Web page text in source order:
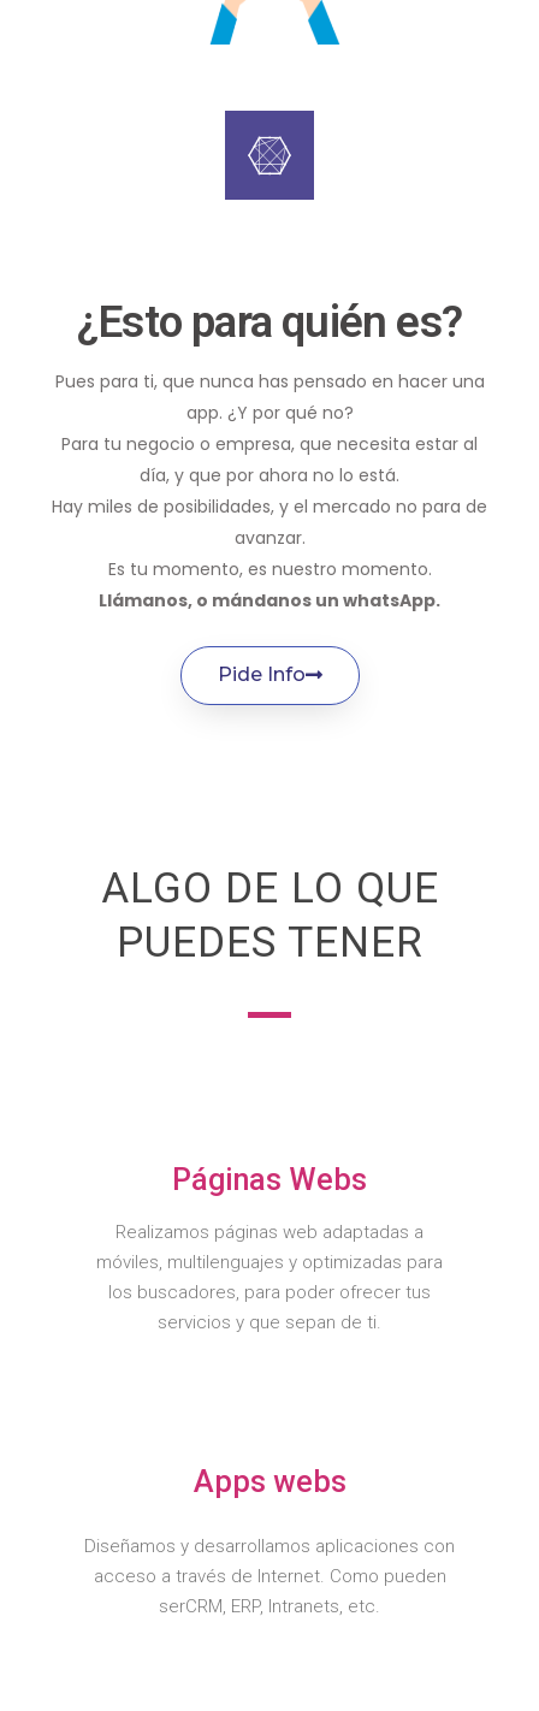
¿Esto para quién es?
Pues para ti, que nunca has pensado en hacer una
app. ¿Y por qué no?
Para tu negocio o empresa, que necesita estar al
día, y que por ahora no lo está.
Hay miles de posibilidades, y el mercado no para de
avanzar.
Es tu momento, es nuestro momento.
Llámanos, o mándanos un whatsApp.
Pide Info
ALGO DE LO QUE
PUEDES TENER
Páginas Webs
Realizamos páginas web adaptadas a
móviles, multilenguajes y optimizadas para
los buscadores, para poder ofrecer tus
servicios y que sepan de ti.
Apps webs
Diseñamos y desarrollamos aplicaciones con
acceso a través de Internet. Como pueden
serCRM, ERP, Intranets, etc.